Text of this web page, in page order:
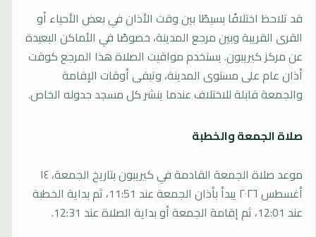
قد تلاحظ اختلافًا بسيطًا بين وقت الأذان في بعض الأحياء أو
القرى القريبة وبين مرجع المدينة، خصوصًا في الأماكن البعيدة
عن مركز كيريبون. يستخدم مواقيت الصلاة هذا المرجع كوقت
أذان عام على مستوى المدينة، وتبقى أوقات الإقامة
والجمعة قابلة للاختلاف عندما ينشر كل مسجد جدوله الخاص.
صلاة الجمعة والخطبة
موعد صلاة الجمعة القادمة في كيريبون بتاريخ الجمعة، ١٤
أغسطس ٢٠٢٦ يبدأ بأذان الجمعة عند 11:51، ثم بداية الخطبة
عند 12:01، ثم إقامة الجمعة أو بداية الصلاة عند 12:31.